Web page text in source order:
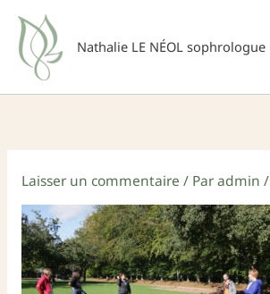
Aller
contenu
Nathalie LE NÉOL sophrologue
Laisser un commentaire / Paradmin /